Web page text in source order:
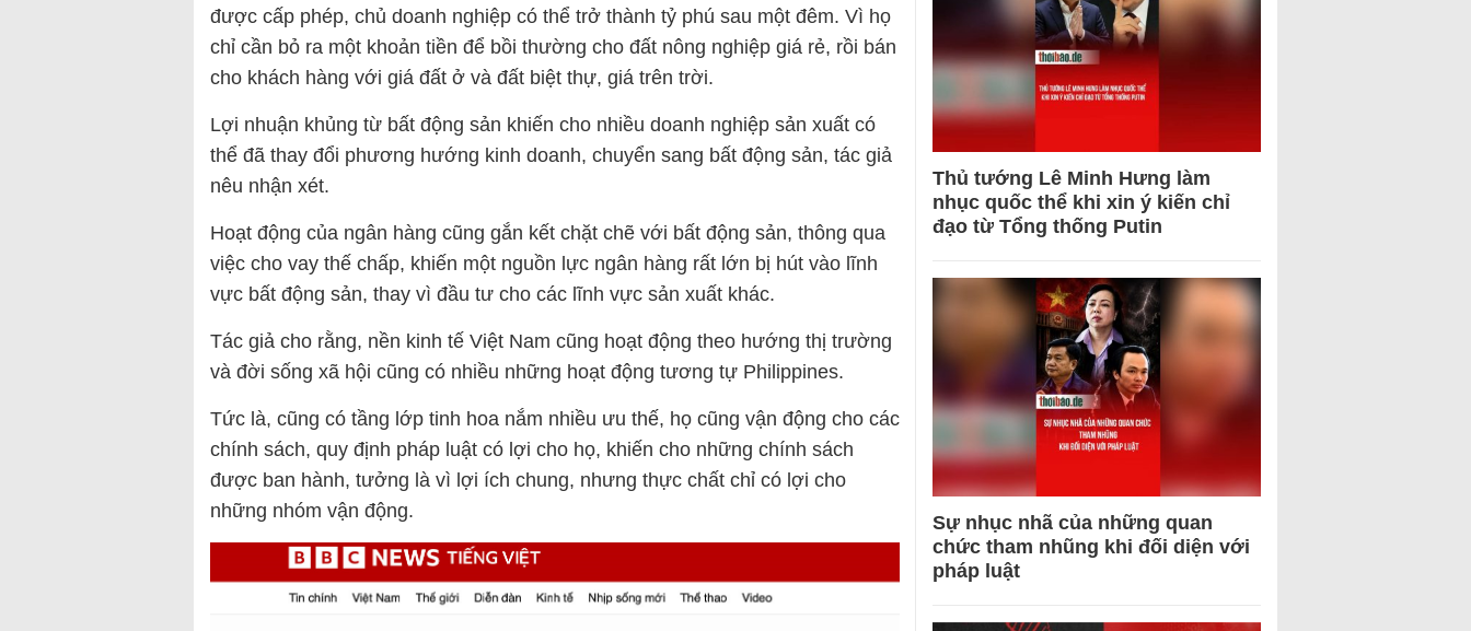
được cấp phép, chủ doanh nghiệp có thể trở thành tỷ phú sau một đêm. Vì họ
chỉ cần bỏ ra một khoản tiền để bồi thường cho đất nông nghiệp giá rẻ, rồi bán
cho khách hàng với giá đất ở và đất biệt thự, giá trên trời.
Lợi nhuận khủng từ bất động sản khiến cho nhiều doanh nghiệp sản xuất có
thể đã thay đổi phương hướng kinh doanh, chuyển sang bất động sản, tác giả
nêu nhận xét.
Hoạt động của ngân hàng cũng gắn kết chặt chẽ với bất động sản, thông qua
việc cho vay thế chấp, khiến một nguồn lực ngân hàng rất lớn bị hút vào lĩnh
vực bất động sản, thay vì đầu tư cho các lĩnh vực sản xuất khác.
Tác giả cho rằng, nền kinh tế Việt Nam cũng hoạt động theo hướng thị trường
và đời sống xã hội cũng có nhiều những hoạt động tương tự Philippines.
Tức là, cũng có tầng lớp tinh hoa nắm nhiều ưu thế, họ cũng vận động cho các
chính sách, quy định pháp luật có lợi cho họ, khiến cho những chính sách
được ban hành, tưởng là vì lợi ích chung, nhưng thực chất chỉ có lợi cho
những nhóm vận động.
Thủ tướng Lê Minh Hưng làm
nhục quốc thể khi xin ý kiến chỉ
đạo từ Tổng thống Putin
Sự nhục nhã của những quan
chức tham nhũng khi đối diện với
pháp luật